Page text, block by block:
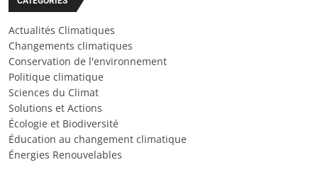
Actualités Climatiques
Changements climatiques
Conservation de l'environnement
Politique climatique
Sciences du Climat
Solutions et Actions
Écologie et Biodiversité
Éducation au changement climatique
Énergies Renouvelables